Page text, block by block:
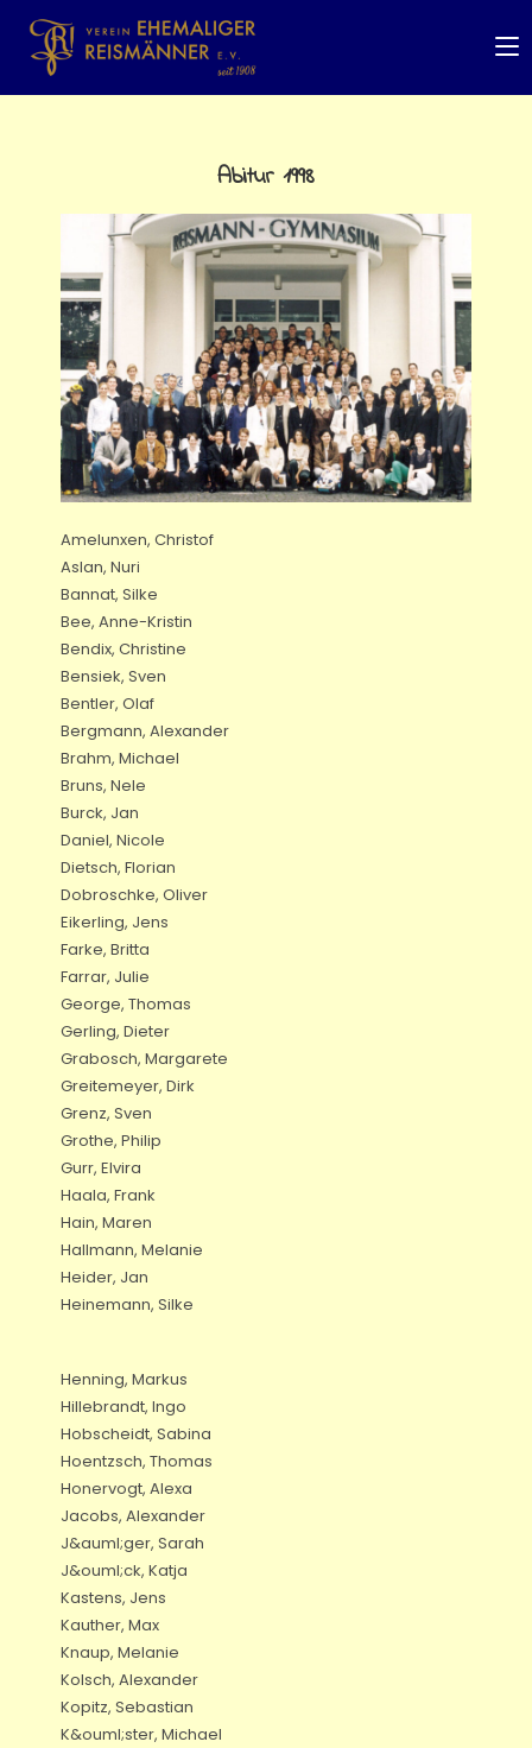
Abitur 1998
Amelunxen, Christof
Aslan, Nuri
Bannat, Silke
Bee, Anne-Kristin
Bendix, Christine
Bensiek, Sven
Bentler, Olaf
Bergmann, Alexander
Brahm, Michael
Bruns, Nele
Burck, Jan
Daniel, Nicole
Dietsch, Florian
Dobroschke, Oliver
Eikerling, Jens
Farke, Britta
Farrar, Julie
George, Thomas
Gerling, Dieter
Grabosch, Margarete
Greitemeyer, Dirk
Grenz, Sven
Grothe, Philip
Gurr, Elvira
Haala, Frank
Hain, Maren
Hallmann, Melanie
Heider, Jan
Heinemann, Silke
Henning, Markus
Hillebrandt, Ingo
Hobscheidt, Sabina
Hoentzsch, Thomas
Honervogt, Alexa
Jacobs, Alexander
J&auml;ger, Sarah
J&ouml;ck, Katja
Kastens, Jens
Kauther, Max
Knaup, Melanie
Kolsch, Alexander
Kopitz, Sebastian
K&ouml;ster, Michael